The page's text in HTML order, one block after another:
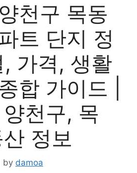
천구 목동
트 단지 정
가격, 생활
합 가이드 |
천구, 목
정보
by damoa